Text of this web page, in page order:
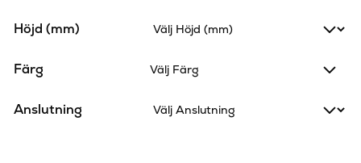
Höjd (mm)
Färg Välj Färg
Anslutning